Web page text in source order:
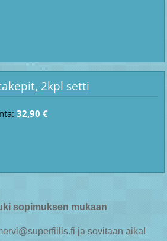
2kpl setti
32,90 €
sopimuksen mukaan
ja sovitaan aika!